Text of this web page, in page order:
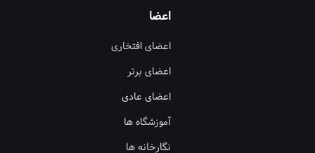
اعضا
اعضای افتخاری
اعضای برتر
اعضای عادی
آموزشگاه ها
نگارخانه ها